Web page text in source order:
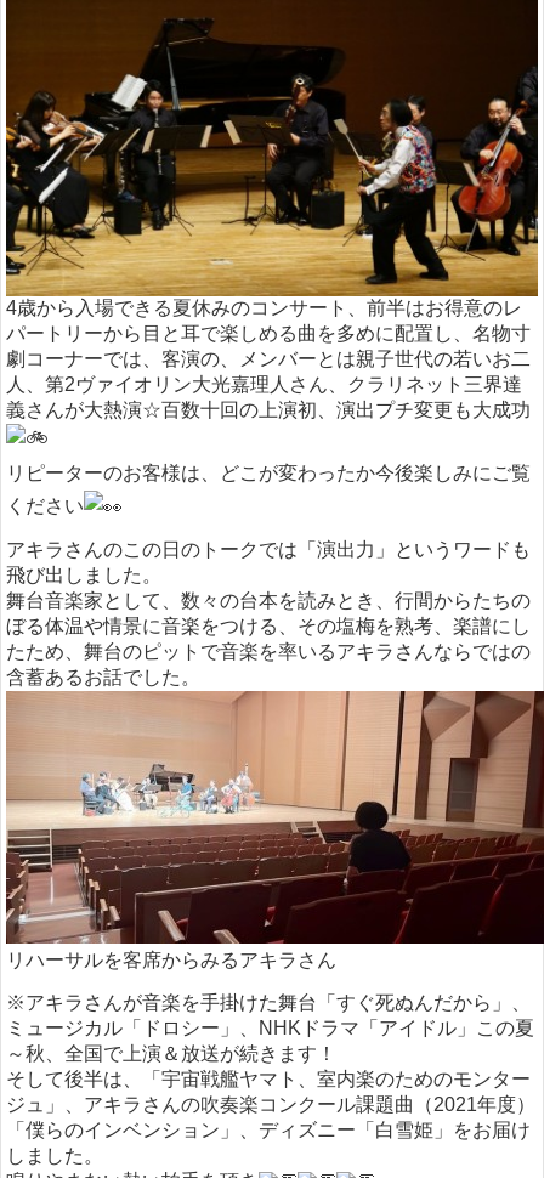
4歳から入場できる夏休みのコンサート、前半はお得意のレ
パートリーから目と耳で楽しめる曲を多めに配置し、名物寸
劇コーナーでは、客演の、メンバーとは親子世代の若いお二
人、第2ヴァイオリン大光嘉理人さん、クラリネット三界達
義さんが大熱演☆百数十回の上演初、演出プチ変更も大成功
リピーターのお客様は、どこが変わったか今後楽しみにご覧
ください
アキラさんのこの日のトークでは「演出力」というワードも
飛び出しました。
舞台音楽家として、数々の台本を読みとき、行間からたちの
ぼる体温や情景に音楽をつける、その塩梅を熟考、楽譜にし
たため、舞台のピットで音楽を率いるアキラさんならではの
含蓄あるお話でした。
リハーサルを客席からみるアキラさん
※アキラさんが音楽を手掛けた舞台「すぐ死ぬんだから」、
ミュージカル「ドロシー」、NHKドラマ「アイドル」この夏
～秋、全国で上演＆放送が続きます！
そして後半は、「宇宙戦艦ヤマト、室内楽のためのモンター
ジュ」、アキラさんの吹奏楽コンクール課題曲（2021年度）
「僕らのインベンション」、ディズニー「白雪姫」をお届け
しました。